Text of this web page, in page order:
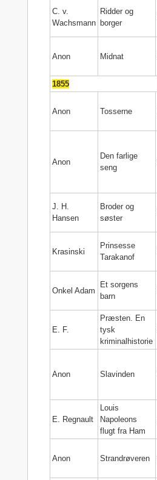
C. v.
Wachsmann
Ridder og
borger
Anon Midnat
1855
Anon Tosserne
Anon
Den farlige
seng
J. H.
Hansen
Broder og
søster
Krasinski
Prinsesse
Tarakanof
Onkel Adam
Et sorgens
barn
E. F.
Præsten. En
tysk
kriminalhistorie
Anon Slavinden
E. Regnault
Louis
Napoleons
flugt fra Ham
Anon Strandrøveren